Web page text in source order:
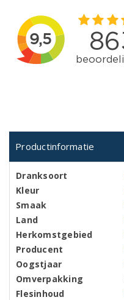
Productinformatie
Dranksoort
Kleur
Smaak
Land
Herkomstgebied
Producent
Oogstjaar
Omverpakking
Flesinhoud